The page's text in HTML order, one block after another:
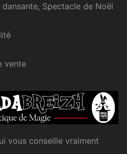
dansante, Spectacle de Noël
vente
vous conseille vraiment